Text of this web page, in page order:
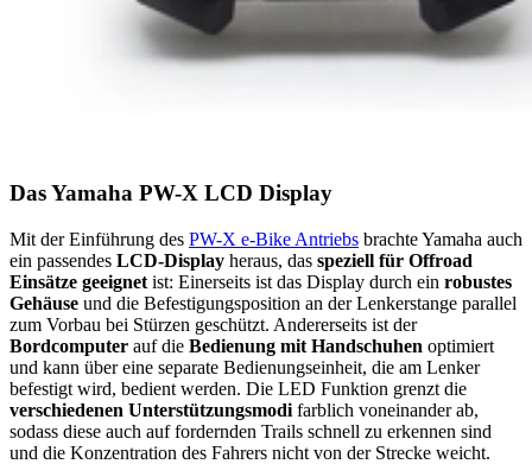
Das Yamaha PW-X LCD Display
Mit der Einführung des PW-X e-Bike Antriebs brachte Yamaha auch
ein passendes LCD-Display heraus, das speziell für Offroad
Einsätze geeignet ist: Einerseits ist das Display durch ein robustes
Gehäuse und die Befestigungsposition an der Lenkerstange parallel
zum Vorbau bei Stürzen geschützt. Andererseits ist der
Bordcomputer auf die Bedienung mit Handschuhen optimiert
und kann über eine separate Bedienungseinheit, die am Lenker
befestigt wird, bedient werden. Die LED Funktion grenzt die
verschiedenen Unterstützungsmodi farblich voneinander ab,
sodass diese auch auf fordernden Trails schnell zu erkennen sind
und die Konzentration des Fahrers nicht von der Strecke weicht.